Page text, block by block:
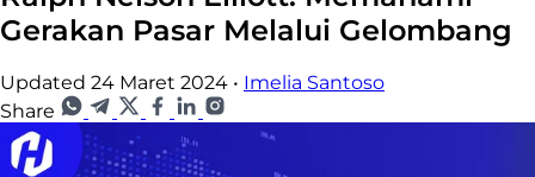
Gerakan Pasar Melalui Gelombang
Updated 24 Maret 2024 • Imelia Santoso
Share